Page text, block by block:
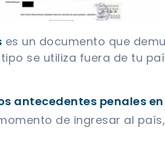
es un documento que
se utiliza fuera de tu
antecedentes penales
de ingresar al